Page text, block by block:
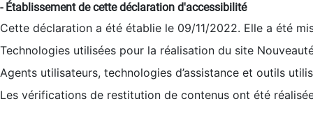
- Établissement de cette déclaration d'accessibilité
Cette déclaration a été établie le 09/11/2022. Elle a été
Technologies utilisées pour la réalisation du site
Agents utilisateurs, technologies d’assistance et outils
Les vérifications de restitution de contenus ont été